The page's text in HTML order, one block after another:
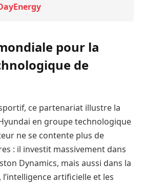
pour la
de
ce partenariat illustre la
en groupe technologique
ne se contente plus de
: il investit massivement dans
Dynamics, mais aussi dans la
artificielle et les